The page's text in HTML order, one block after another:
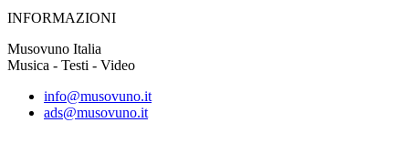
INFORMAZIONI
Musovuno Italia
Musica - Testi - Video
info@musovuno.it
ads@musovuno.it